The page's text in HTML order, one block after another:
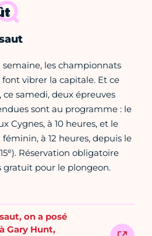
les championnats
vibrer la capitale. Et ce
ce samedi, deux épreuves
sont au programme : le
Cygnes, à 10 heures, et le
à 12 heures, depuis le
e). Réservation obligatoire
gratuit pour le plongeon.
on a posé
Gary Hunt,